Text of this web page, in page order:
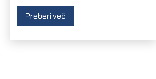
Preberi več